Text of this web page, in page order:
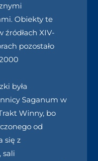
Obiekty te
źródłach XIV-
pozostało
była
Saganum w
Winny, bo
od
się z